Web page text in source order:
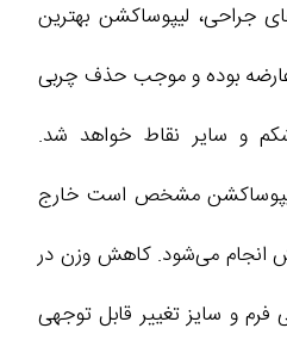
جراحی، لیپوساکشن بهترین
بوده و موجب حذف چربی
و سایر نقاط خواهد شد.
مشخص است خارج
انجام می‌شود. کاهش وزن در
و سایز تغییر قابل توجهی